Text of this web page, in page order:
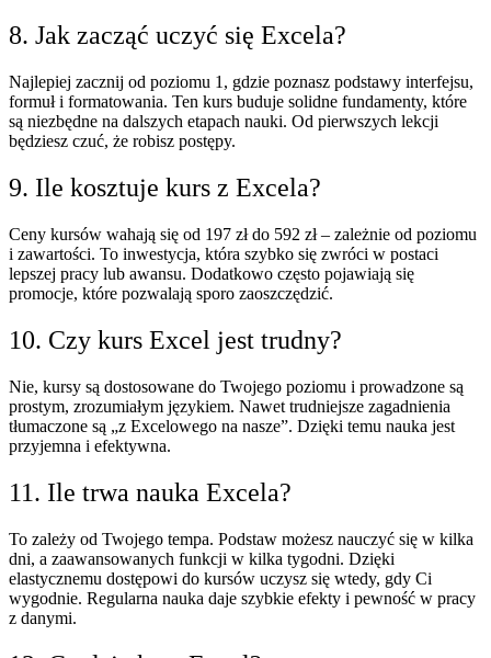
8. Jak zacząć uczyć się Excela?
Najlepiej zacznij od poziomu 1, gdzie poznasz podstawy interfejsu,
formuł i formatowania. Ten kurs buduje solidne fundamenty, które
są niezbędne na dalszych etapach nauki. Od pierwszych lekcji
będziesz czuć, że robisz postępy.
9. Ile kosztuje kurs z Excela?
Ceny kursów wahają się od 197 zł do 592 zł – zależnie od poziomu
i zawartości. To inwestycja, która szybko się zwróci w postaci
lepszej pracy lub awansu. Dodatkowo często pojawiają się
promocje, które pozwalają sporo zaoszczędzić.
10. Czy kurs Excel jest trudny?
Nie, kursy są dostosowane do Twojego poziomu i prowadzone są
prostym, zrozumiałym językiem. Nawet trudniejsze zagadnienia
tłumaczone są „z Excelowego na nasze”. Dzięki temu nauka jest
przyjemna i efektywna.
11. Ile trwa nauka Excela?
To zależy od Twojego tempa. Podstaw możesz nauczyć się w kilka
dni, a zaawansowanych funkcji w kilka tygodni. Dzięki
elastycznemu dostępowi do kursów uczysz się wtedy, gdy Ci
wygodnie. Regularna nauka daje szybkie efekty i pewność w pracy
z danymi.